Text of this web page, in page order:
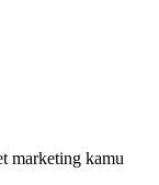
marketing kamu